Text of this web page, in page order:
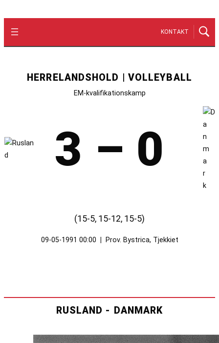
KONTAKT
HERRELANDSHOLD | VOLLEYBALL
EM-kvalifikationskamp
3 – 0
(15-5, 15-12, 15-5)
09-05-1991 00:00 Prov. Bystrica, Tjekkiet
RUSLAND - DANMARK